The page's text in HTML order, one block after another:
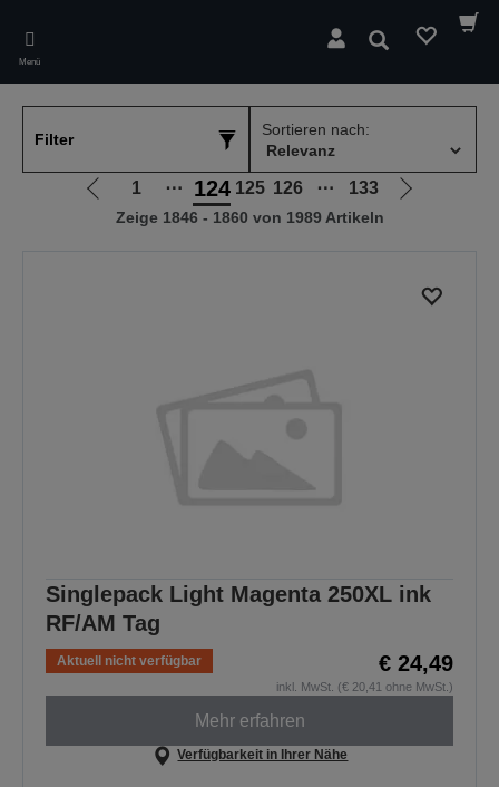
main
content
Menü
Suchen
Filter
Sortieren nach:
Zur
vorherigen
1 ⋯ 124 125 126 ⋯ 133
Zur
Zeige 1846 - 1860 von 1989 Artikeln
Singlepack Light Magenta 250XL ink
RF/AM Tag
Aktuell nicht verfügbar € 24,49
inkl. MwSt. (€ 20,41 ohne MwSt.)
Mehr erfahren
Verfügbarkeit in Ihrer Nähe